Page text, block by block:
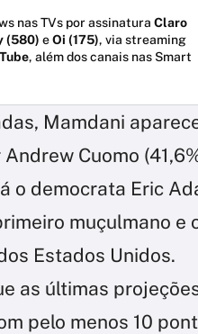
nas TVs por assinatura Claro
(580) eOi (175), via streaming
, além dos canais nas Smart
Mamdani
Cuomo
o democrata Eric
muçulmano e
Estados Unidos.
as últimas
pelo menos 10